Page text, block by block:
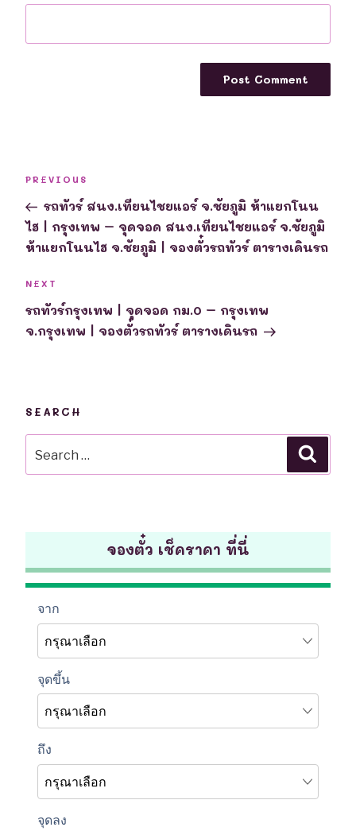
Previous
Post
PREVIOUS
รถทัวร์ สนง.เทียนไชยแอร์ จ.ชัยภูมิ ห้าแยกโนน
ไฮ | กรุงเทพ – จุดจอด สนง.เทียนไชยแอร์ จ.ชัยภูมิ
ห้าแยกโนนไฮ จ.ชัยภูมิ | จองตั๋วรถทัวร์ ตารางเดินรถ
Next
Post
NEXT
รถทัวร์กรุงเทพ | จุดจอด กม.0 – กรุงเทพ
จ.กรุงเทพ | จองตั๋วรถทัวร์ ตารางเดินรถ
SEARCH
for:
จองตั๋ว เช็คราคา ที่นี่